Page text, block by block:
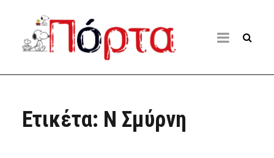
Ετικέτα: Ν Σμύρνη